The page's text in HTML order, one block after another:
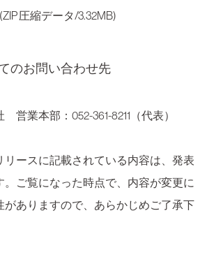
(ZIP 圧縮データ/3.32MB)
のお問い合わせ先
営業本部：052-361-8211（代表）
リースに記載されている内容は、発表
。ご覧になった時点で、内容が変更に
がありますので、あらかじめご了承下